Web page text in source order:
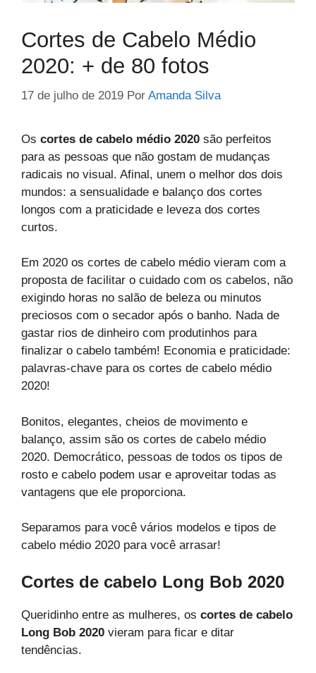
Cortes de Cabelo Médio
2020: + de 80 fotos
17 de julho de 2019 Por Amanda Silva
Os cortes de cabelo médio 2020 são perfeitos
para as pessoas que não gostam de mudanças
radicais no visual. Afinal, unem o melhor dos dois
mundos: a sensualidade e balanço dos cortes
longos com a praticidade e leveza dos cortes
curtos.
Em 2020 os cortes de cabelo médio vieram com a
proposta de facilitar o cuidado com os cabelos, não
exigindo horas no salão de beleza ou minutos
preciosos com o secador após o banho. Nada de
gastar rios de dinheiro com produtinhos para
finalizar o cabelo também! Economia e praticidade:
palavras-chave para os cortes de cabelo médio
2020!
Bonitos, elegantes, cheios de movimento e
balanço, assim são os cortes de cabelo médio
2020. Democrático, pessoas de todos os tipos de
rosto e cabelo podem usar e aproveitar todas as
vantagens que ele proporciona.
Separamos para você vários modelos e tipos de
cabelo médio 2020 para você arrasar!
Cortes de cabelo Long Bob 2020
Queridinho entre as mulheres, os cortes de cabelo
Long Bob 2020 vieram para ficar e ditar
tendências.